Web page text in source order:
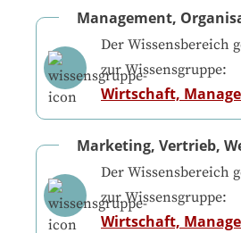
Management,
Der Wissensbereich
zur Wissensgruppe:
Wirtschaft,
Marketing, Vertrieb,
Der Wissensbereich
zur Wissensgruppe:
Wirtschaft,